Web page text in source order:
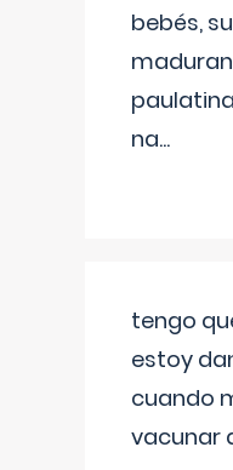
bebés,
na...
tengo
estoy
cuando
vacunar